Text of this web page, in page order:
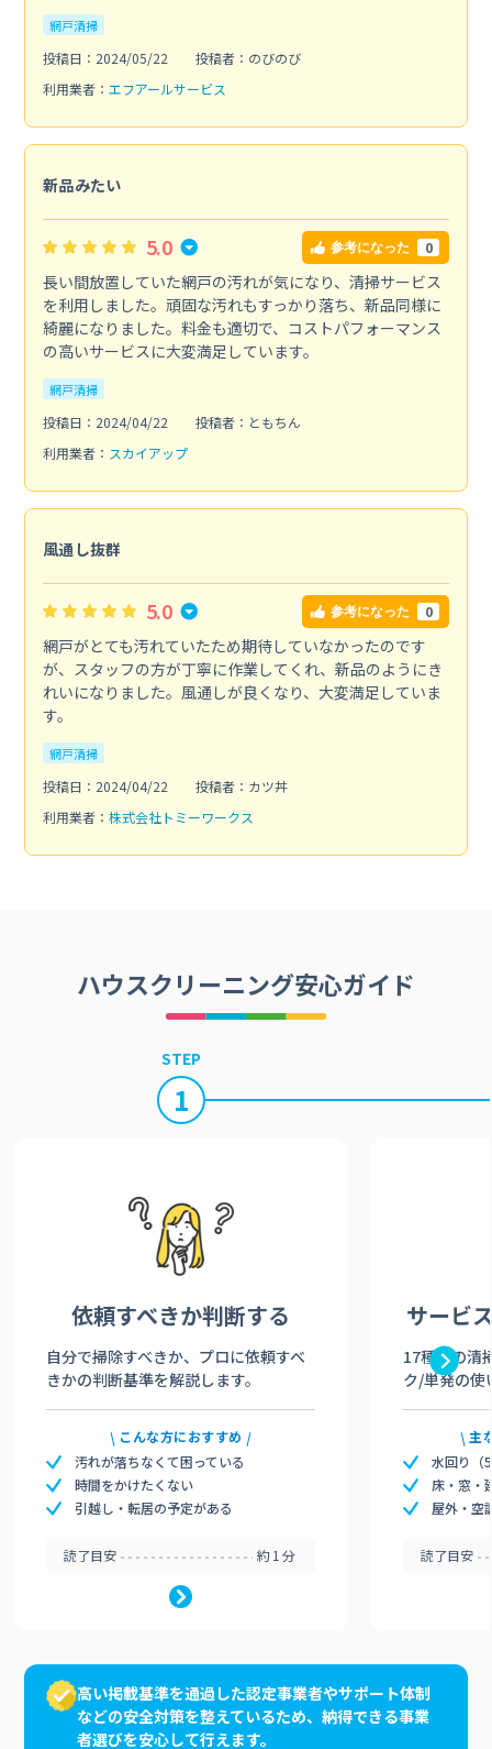
網戸清掃
投稿日：2024/05/22
投稿者：のびのび
利用業者： エフアールサービス
新品みたい
5.0 参考になった 0
長い間放置していた網戸の汚れが気になり、清掃サービス
を利用しました。頑固な汚れもすっかり落ち、新品同様に
綺麗になりました。料金も適切で、コストパフォーマンス
の高いサービスに大変満足しています。
網戸清掃
投稿日：2024/04/22
投稿者：ともちん
利用業者： スカイアップ
風通し抜群
5.0 参考になった 0
網戸がとても汚れていたため期待していなかったのです
が、スタッフの方が丁寧に作業してくれ、新品のようにき
れいになりました。風通しが良くなり、大変満足していま
す。
網戸清掃
投稿日：2024/04/22
投稿者：カツ丼
利用業者： 株式会社トミーワークス
ハウスクリーニング安心ガイド
STEP
1
依頼すべきか判断する
自分で掃除すべきか、プロに依頼すべ
きかの判断基準を解説します。
こんな方におすすめ
汚れが落ちなくて困っている
時間をかけたくない
引越し・転居の予定がある
読了目安 約1分
サービ
17種類の清
ク/単発の使
主
水回り（
床・窓・
屋外・空
読了目安
高い掲載基準を通過した認定事業者やサポート体制
などの安全対策を整えているため、納得できる事業
者選びを安心して行えます。